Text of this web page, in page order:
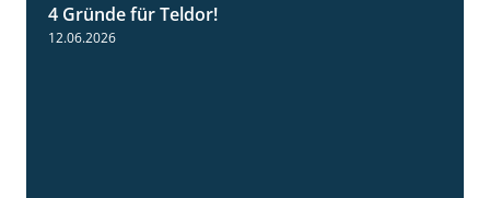
4 Gründe für Teldor!
12.06.2026